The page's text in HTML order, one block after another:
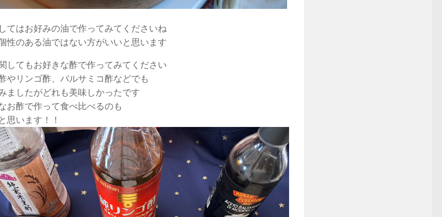
てはお好みの油で作ってみてくださいね
性のある油ではない方がいいと思います
してもお好きな酢で作ってみてください
やリンゴ酢、バルサミコ酢などでも
ましたがどれも美味しかったです
お酢で作って食べ比べるのも
思います！！